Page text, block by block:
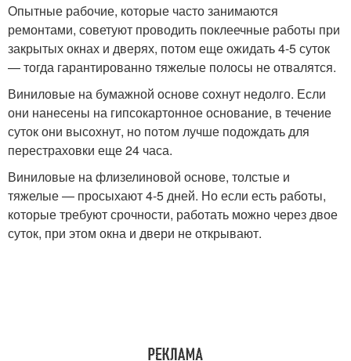
Опытные рабочие, которые часто занимаются
ремонтами, советуют проводить поклеечные работы при
закрытых окнах и дверях, потом еще ожидать 4-5 суток
— тогда гарантированно тяжелые полосы не отвалятся.
Виниловые на бумажной основе сохнут недолго. Если
они нанесены на гипсокартонное основание, в течение
суток они высохнут, но потом лучше подождать для
перестраховки еще 24 часа.
Виниловые на флизелиновой основе, толстые и
тяжелые — просыхают 4-5 дней. Но если есть работы,
которые требуют срочности, работать можно через двое
суток, при этом окна и двери не открывают.